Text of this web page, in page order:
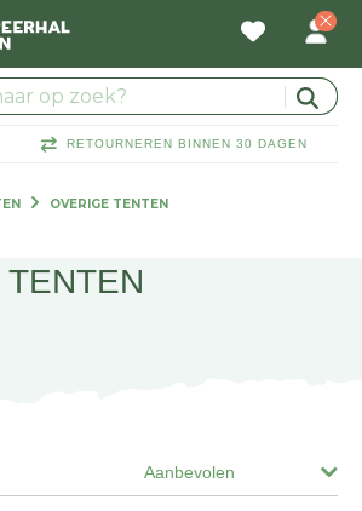
BINNEN 30 DAGEN
OVERIGE TENTEN
Aanbevolen